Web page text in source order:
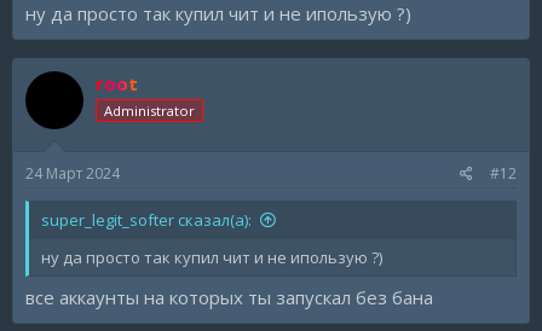
ну да просто так купил чит и не ипользую ?)
root
Administrator
24 Март 2024 #12
super_legit_softer сказал(а):
ну да просто так купил чит и не ипользую ?)
все аккаунты на которых ты запускал без бана